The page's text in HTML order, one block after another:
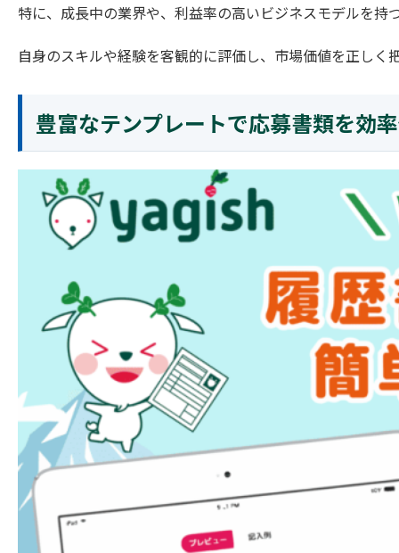
特に、成長中の業界や、利益率の高いビジネスモデルを
自身のスキルや経験を客観的に評価し、市場価値を正し
豊富なテンプレートで応募書類を効